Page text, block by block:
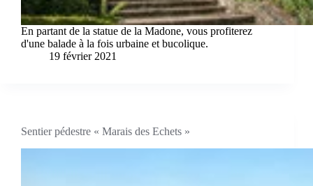
En partant de la statue de la Madone, vous profiterez
d'une balade à la fois urbaine et bucolique.
19 février 2021
Sentier pédestre « Marais des Echets »